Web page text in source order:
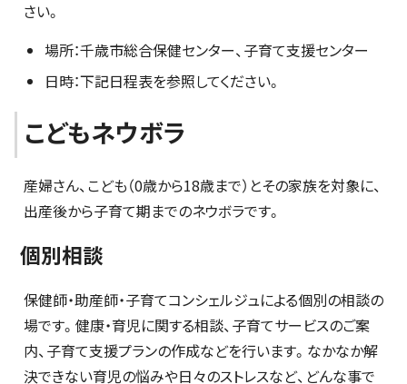
さい。
場所：千歳市総合保健センター、子育て支援センター
日時：下記日程表を参照してください。
こどもネウボラ
産婦さん、こども（0歳から18歳まで）とその家族を対象に、
出産後から子育て期までのネウボラです。
個別相談
保健師・助産師・子育てコンシェルジュによる個別の相談の
場です。健康・育児に関する相談、子育てサービスのご案
内、子育て支援プランの作成などを行います。なかなか解
決できない育児の悩みや日々のストレスなど、どんな事で